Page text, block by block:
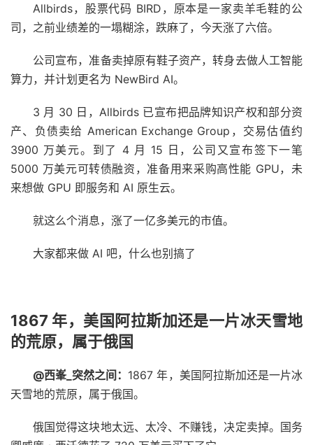
Allbirds，股票代码 BIRD，原本是一家卖羊毛鞋的公
司，之前业绩差的一塌糊涂，跌麻了，今天涨了六倍。
公司宣布，准备卖掉原有鞋子资产，转身去做人工智能
算力，并计划更名为 NewBird AI。
3 月 30 日，Allbirds 已宣布把品牌知识产权和部分资
产、负债卖给 American Exchange Group，交易估值约
3900 万美元。到了 4 月 15 日，公司又宣布签下一笔
5000 万美元可转债融资，准备用来采购高性能 GPU，未
来想做 GPU 即服务和 AI 原生云。
就这么个消息，涨了一亿多美元的市值。
大家都来做 AI 吧，什么也别搞了
1867 年，美国阿拉斯加还是一片冰天雪地
的荒原，属于俄国
@西峯_突然之间： 1867 年，美国阿拉斯加还是一片冰
天雪地的荒原，属于俄国。
俄国觉得这块地太远、太冷、不赚钱，决定卖掉。国务